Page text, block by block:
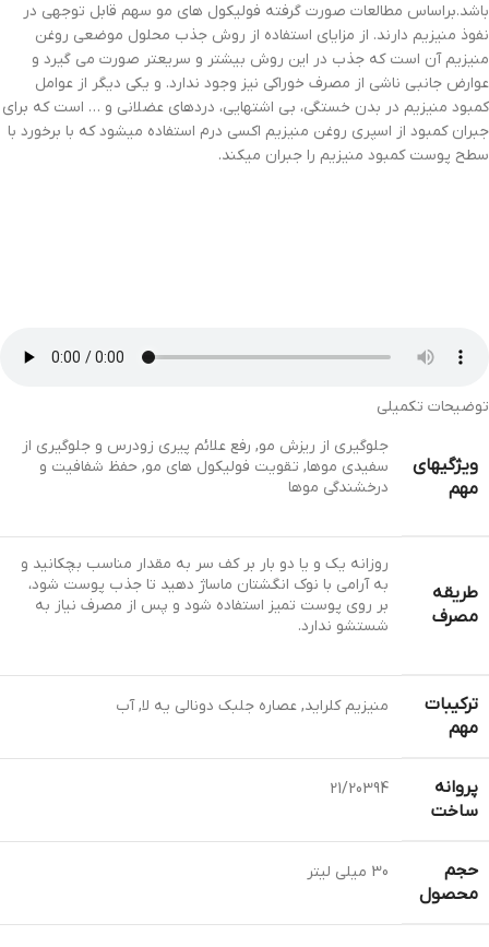
باشد.براساس مطالعات صورت گرفته فولیکول های مو سهم قابل توجهی در
نفوذ منیزیم دارند. از مزایای استفاده از روش جذب محلول موضعی روغن
منیزیم آن است که جذب در این روش بیشتر و سریعتر صورت می گیرد و
عوارض جانبی ناشی از مصرف خوراکی نیز وجود ندارد. و یکی دیگر از عوامل
کمبود منیزیم در بدن خستگی، بی اشتهایی، دردهای عضلانی و … است که برای
جبران کمبود از اسپری روغن منیزیم اکسی درم استفاده میشود که با برخورد با
سطح پوست کمبود منیزیم را جبران میکند.
توضیحات تکمیلی
ویژگیهای
مهم
جلوگیری از ریزش مو, رفع علائم پیری زودرس و جلوگیری از
سفیدی موها, تقویت فولیکول های مو, حفظ شفافیت و
درخشندگی موها
طریقه
مصرف
روزانه یک و یا دو بار بر کف سر به مقدار مناسب بچکانید و
به آرامی با نوک انگشتان ماساژ دهید تا جذب پوست شود،
بر روی پوست تمیز استفاده شود و پس از مصرف نیاز به
شستشو ندارد.
ترکیبات
مهم
منیزیم کلراید, عصاره جلبک دونالی یه لا, آب
پروانه
ساخت
21/20394
حجم
محصول
30 میلی لیتر